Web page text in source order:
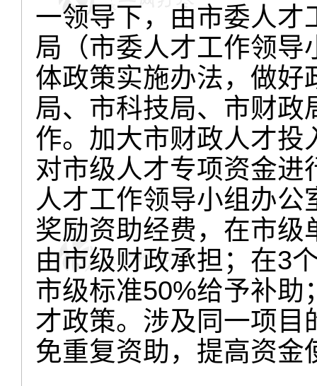
一领导下，由市委人才
局（市委人才工作领
体政策实施办法，做好
局、市科技局、市财
作。加大市财政人才投
对市级人才专项资金
人才工作领导小组办
奖励资助经费，在市
由市级财政承担；在3
市级标准50%给予补
才政策。涉及同一项目
免重复资助，提高资金